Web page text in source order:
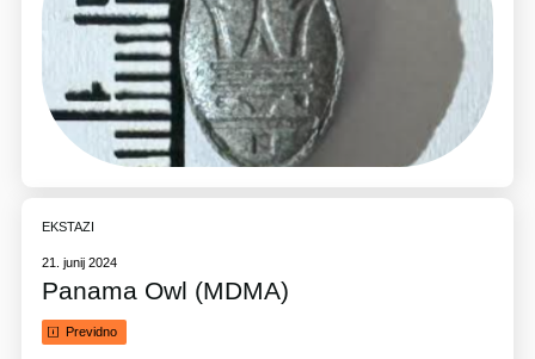
EKSTAZI
21. junij 2024
Panama Owl (MDMA)
Previdno